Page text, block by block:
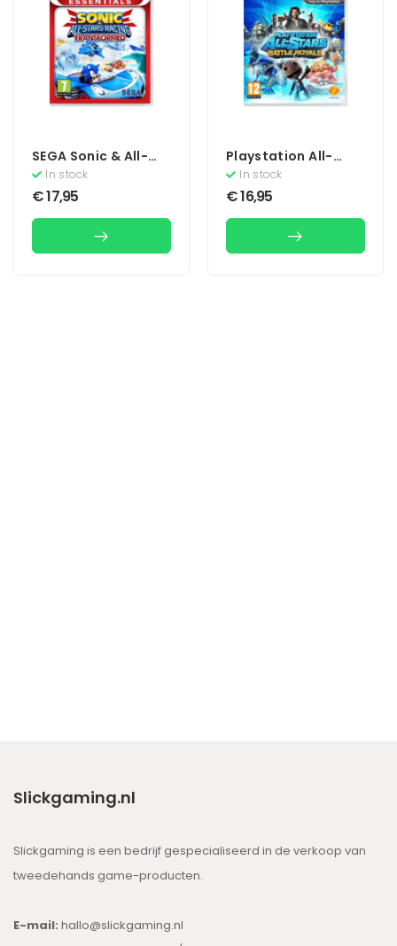
SEGA Sonic & All-
Stars Racing
Transformed
(Essentials)
In stock
€17,95
Playstation All-
Stars Battle Royale
In stock
€16,95
Slickgaming.nl
Slickgaming is een bedrijf gespecialiseerd in de verkoop van
tweedehands game-producten.
E-mail: hallo@slickgaming.nl